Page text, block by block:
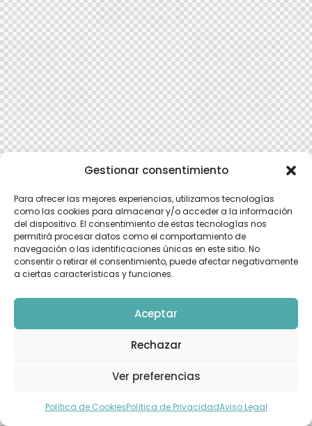
Gestionar consentimiento
Para ofrecer las mejores experiencias, utilizamos tecnologías
como las cookies para almacenar y/o acceder a la información
del dispositivo. El consentimiento de estas tecnologías nos
permitirá procesar datos como el comportamiento de
navegación o las identificaciones únicas en este sitio. No
consentir o retirar el consentimiento, puede afectar negativamente
a ciertas características y funciones.
Aceptar
Rechazar
Ver preferencias
Política de CookiesPolítica de PrivacidadAviso Legal